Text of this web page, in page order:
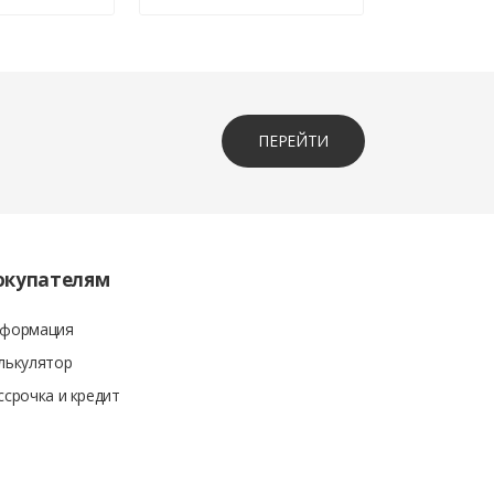
покупки. Вместе с кассовым чеком также
ПЕРЕЙТИ
и кредит